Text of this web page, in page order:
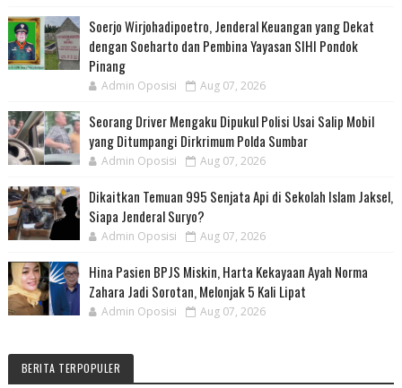
Soerjo Wirjohadipoetro, Jenderal Keuangan yang Dekat
dengan Soeharto dan Pembina Yayasan SIHI Pondok
Pinang
Admin Oposisi Aug 07, 2026
Seorang Driver Mengaku Dipukul Polisi Usai Salip Mobil
yang Ditumpangi Dirkrimum Polda Sumbar
Admin Oposisi Aug 07, 2026
Dikaitkan Temuan 995 Senjata Api di Sekolah Islam Jaksel,
Siapa Jenderal Suryo?
Admin Oposisi Aug 07, 2026
Hina Pasien BPJS Miskin, Harta Kekayaan Ayah Norma
Zahara Jadi Sorotan, Melonjak 5 Kali Lipat
Admin Oposisi Aug 07, 2026
BERITA TERPOPULER